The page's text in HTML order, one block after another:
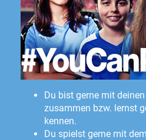
Du bist gerne mit
zusammen bzw. lernst
kennen.
Du spielst gerne mit